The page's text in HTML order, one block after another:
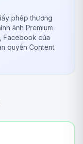
phép thương
ảnh Premium
Facebook của
quyền Content